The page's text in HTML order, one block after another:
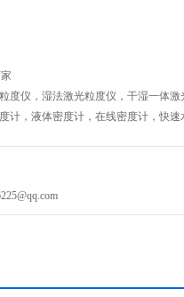
度仪，湿法激光粒度仪，干湿一体
计，液体密度计，在线密度计，快